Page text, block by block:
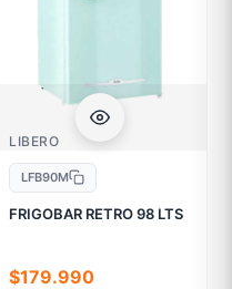
LIBERO
LFB90M
FRIGOBAR RETRO 98 LTS
$179.990